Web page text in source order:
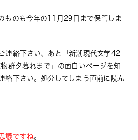
ものも今年の11月29日まで保管しま
連絡下さい、あと「新潮現代文学42
群夕暮れまで」の面白いページを知
絡下さい。処分してしまう直前に読ん
議ですね 。